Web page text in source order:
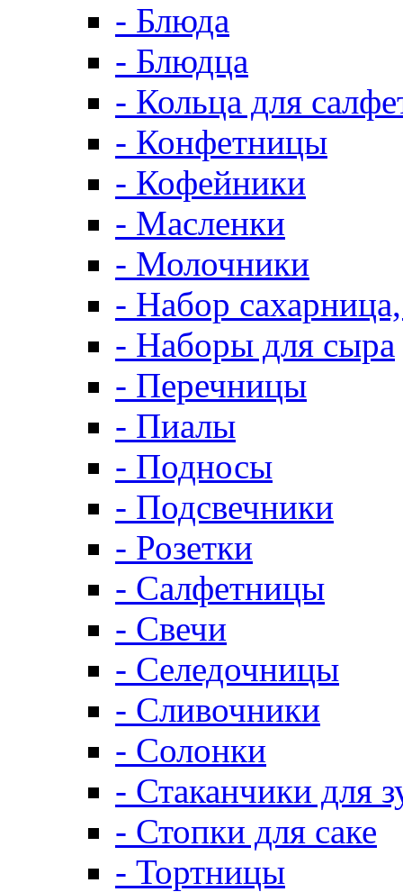
- Блюда
- Блюдца
- Кольца для
- Конфетницы
- Кофейники
- Масленки
- Молочники
- Набор
- Наборы для сыра
- Перечницы
- Пиалы
- Подносы
- Подсвечники
- Розетки
- Салфетницы
- Свечи
- Селедочницы
- Сливочники
- Солонки
- Стаканчики для
- Стопки для саке
- Тортницы